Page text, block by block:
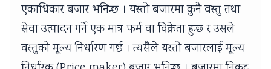
एकाधिकार बजार भनिन्छ । यस्तो बजारमा कुनै वस्तु तथा
सेवा उत्पादन गर्ने एक मात्र फर्म वा विक्रेता हुन्छ र उसले
वस्तुको मूल्य निर्धारण गर्छ । त्यसैले यस्तो बजारलाई मूल्य